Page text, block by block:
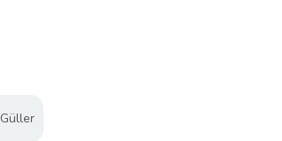
Güller